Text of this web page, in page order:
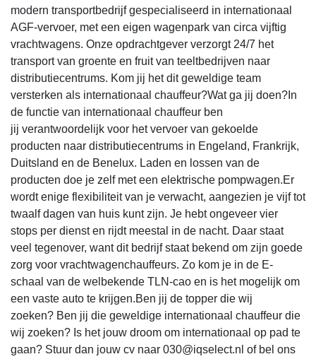
modern transportbedrijf gespecialiseerd in internationaal
AGF-vervoer, met een eigen wagenpark van circa vijftig
vrachtwagens. Onze opdrachtgever verzorgt 24/7 het
transport van groente en fruit van teeltbedrijven naar
distributiecentrums. Kom jij het dit geweldige team
versterken als internationaal chauffeur?Wat ga jij doen?In
de functie van internationaal chauffeur ben
jij verantwoordelijk voor het vervoer van gekoelde
producten naar distributiecentrums in Engeland, Frankrijk,
Duitsland en de Benelux. Laden en lossen van de
producten doe je zelf met een elektrische pompwagen.Er
wordt enige flexibiliteit van je verwacht, aangezien je vijf tot
twaalf dagen van huis kunt zijn. Je hebt ongeveer vier
stops per dienst en rijdt meestal in de nacht. Daar staat
veel tegenover, want dit bedrijf staat bekend om zijn goede
zorg voor vrachtwagenchauffeurs. Zo kom je in de E-
schaal van de welbekende TLN-cao en is het mogelijk om
een vaste auto te krijgen.Ben jij de topper die wij
zoeken? Ben jij die geweldige internationaal chauffeur die
wij zoeken? Is het jouw droom om internationaal op pad te
gaan? Stuur dan jouw cv naar 030@iqselect.nl of bel ons